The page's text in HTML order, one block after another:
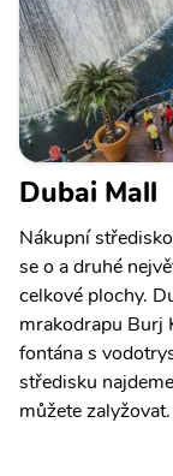
Dubai Mall
Nákupní
se o a druhé
celkové plochy.
mrakodrapu Burj
fontána s
středisku
můžete zalyžovat.